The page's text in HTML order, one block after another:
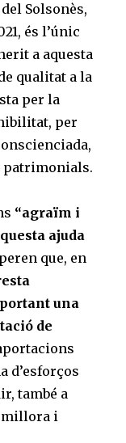
Solsonès,
és l’únic
a aquesta
qualitat a la
per la
per
patrimonials.
“agraïm i
ajuda
que, en
una
de
d’esforços
també a
millora i